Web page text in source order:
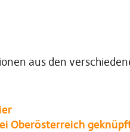
aus den
Oberösterreich